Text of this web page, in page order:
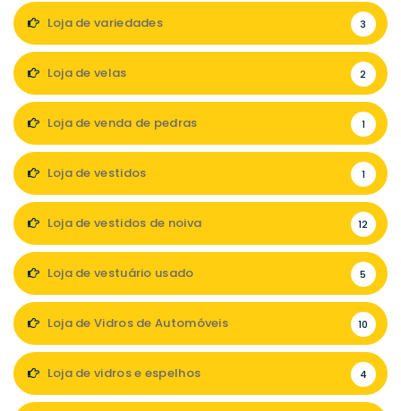
Loja de variedades 3
Loja de velas 2
Loja de venda de pedras 1
Loja de vestidos 1
Loja de vestidos de noiva 12
Loja de vestuário usado 5
Loja de Vidros de Automóveis 10
Loja de vidros e espelhos 4